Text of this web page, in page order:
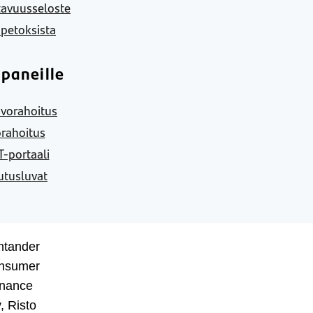
portaali
Risto